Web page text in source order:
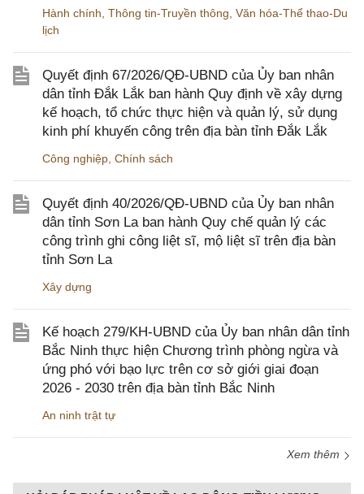
Hành chính, Thông tin-Truyền thông, Văn hóa-Thể thao-Du
lịch
Quyết định 67/2026/QĐ-UBND của Ủy ban nhân
dân tỉnh Đắk Lắk ban hành Quy định về xây dựng
kế hoạch, tổ chức thực hiện và quản lý, sử dụng
kinh phí khuyến công trên địa bàn tỉnh Đắk Lắk
Công nghiệp, Chính sách
Quyết định 40/2026/QĐ-UBND của Ủy ban nhân
dân tỉnh Sơn La ban hành Quy chế quản lý các
công trình ghi công liệt sĩ, mộ liệt sĩ trên địa bàn
tỉnh Sơn La
Xây dựng
Kế hoạch 279/KH-UBND của Ủy ban nhân dân tỉnh
Bắc Ninh thực hiện Chương trình phòng ngừa và
ứng phó với bạo lực trên cơ sở giới giai đoạn
2026 - 2030 trên địa bàn tỉnh Bắc Ninh
An ninh trật tự
Xem thêm